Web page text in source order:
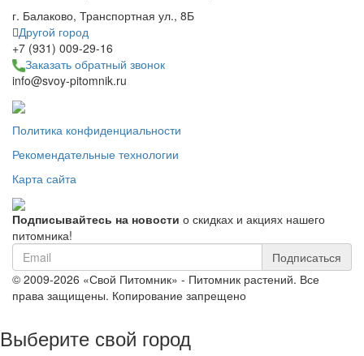
г. Балаково, Транспортная ул., 8Б
Другой город
+7 (931) 009-29-16
Заказать обратный звонок
info@svoy-pitomnik.ru
Политика конфиденциальности
Рекомендательные технологии
Карта сайта
Подписывайтесь на новости о скидках и акциях нашего
питомника!
Подписаться
© 2009-2026 «Свой Питомник» - Питомник растений. Все
права защищены. Копирование запрещено
Выберите свой город